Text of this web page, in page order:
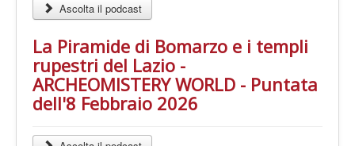
Ascolta il podcast
La Piramide di Bomarzo e i templi
rupestri del Lazio -
ARCHEOMISTERY WORLD - Puntata
dell'8 Febbraio 2026